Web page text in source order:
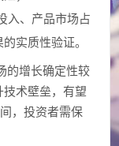
入、产品市场占
实质性验证。
的增长确定性较
术壁垒，有望
，投资者需保